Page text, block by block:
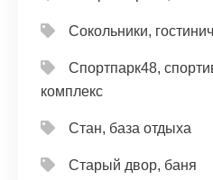
Сокольники,
Спортпарк48,
комплекс
Стан, база отдыха
Старый двор, баня